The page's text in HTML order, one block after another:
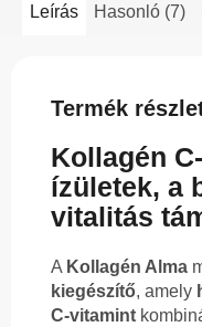
Leírás Hasonló (7)
Termék
Kollagén
ízületek, a
vitalitás
A Kollagén Alma
kiegészítő, amely
C-vitamint